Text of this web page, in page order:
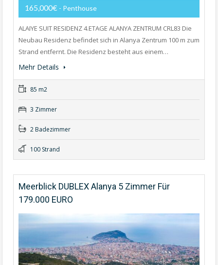
165,000€ - Penthouse
ALAIYE SUIT RESIDENZ 4.ETAGE ALANYA ZENTRUM CRL83 Die
Neubau Residenz befindet sich in Alanya Zentrum 100 m zum
Strand entfernt. Die Residenz besteht aus einem…
Mehr Details
85 m2
3 Zimmer
2 Badezimmer
100 Strand
Meerblick DUBLEX Alanya 5 Zimmer Für
179.000 EURO